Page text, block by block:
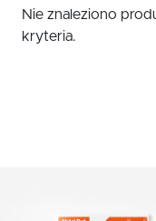
Klamki z długim
Nie znaleziono
kryteria.